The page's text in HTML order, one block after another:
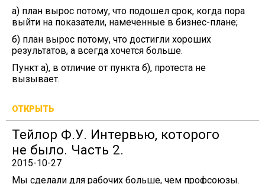
а) план вырос потому, что подошел срок, когда пора
выйти на показатели, намеченные в бизнес-плане;
б) план вырос потому, что достигли хороших
результатов, а всегда хочется больше.
Пункт а), в отличие от пункта б), протеста не
вызывает.
ОТКРЫТЬ
Тейлор Ф.У. Интервью, которого
не было. Часть 2.
2015-10-27
Мы сделали для рабочих больше, чем профсоюзы.